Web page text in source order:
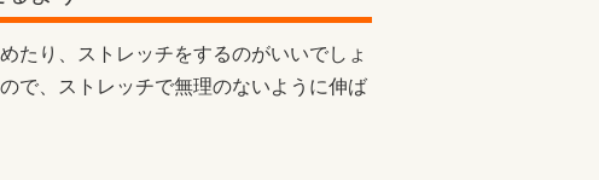
たり、ストレッチをするのがいいでしょ
で、ストレッチで無理のないように伸ば